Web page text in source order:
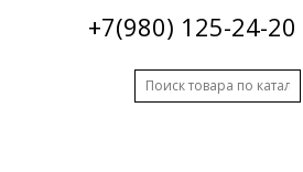
+7(980) 125-24-20